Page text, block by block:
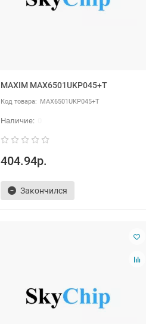
MAXIM MAX6501UKP045+T
MAX6501UKP045+T
404.94р.
Закончился